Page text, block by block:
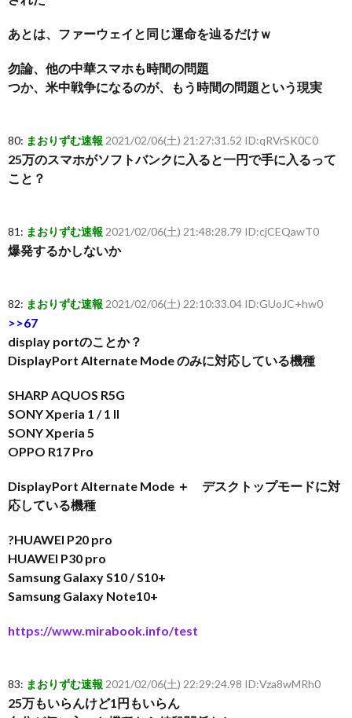
あとは、ファーウェイと同じ運命を辿るだけｗ
勿論、他の中華スマホも時間の問題
つか、米中戦争になるのが、もう時間の問題という現実
80: まおりずむ速報 2021/02/06(土) 21:27:31.52 ID:qRVrSK0C0
25万のスマホがソフトバンクに入ると一円で手に入るって
こと？
81: まおりずむ速報 2021/02/06(土) 21:48:28.79 ID:cjCEQawT0
爆発するかしないか
82: まおりずむ速報 2021/02/06(土) 22:10:33.04 ID:GUoJC+hw0
>>67
display portのことか？
DisplayPort Alternate Mode のみに対応している機種
SHARP AQUOS R5G
SONY Xperia 1 / 1 II
SONY Xperia 5
OPPO R17 Pro
DisplayPort Alternate Mode ＋ デスクトップモードに対
応している機種
?HUAWEI P20 pro
HUAWEI P30 pro
Samsung Galaxy S10 / S10+
Samsung Galaxy Note10+
https://www.mirabook.info/test
83: まおりずむ速報 2021/02/06(土) 22:29:24.98 ID:Vza8wMRh0
25万もいらんけど1円もいらん